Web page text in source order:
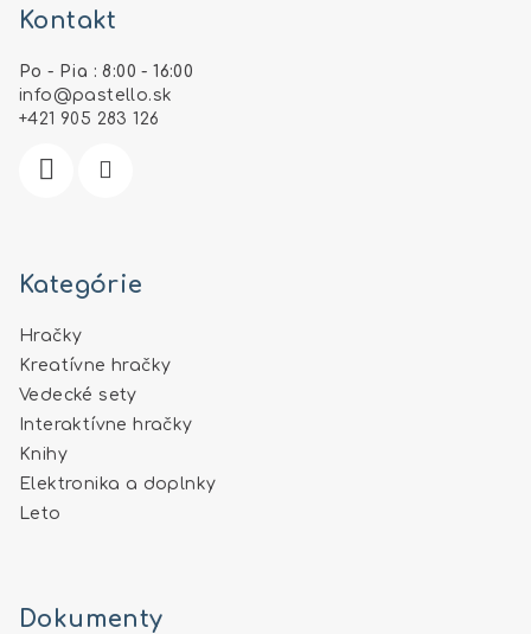
Kontakt
Po - Pia : 8:00 - 16:00
info @pastello.sk
+421 905 283 126
Kategórie
Hračky
Kreatívne hračky
Vedecké sety
Interaktívne hračky
Knihy
Elektronika a doplnky
Leto
Dokumenty